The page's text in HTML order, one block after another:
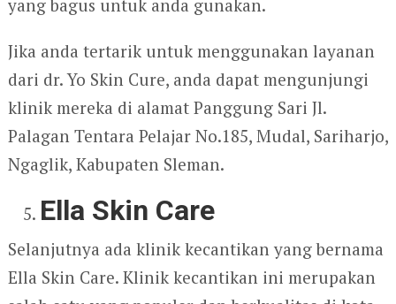
yang bagus untuk anda gunakan.
Jika anda tertarik untuk menggunakan layanan
dari dr. Yo Skin Cure, anda dapat mengunjungi
klinik mereka di alamat Panggung Sari Jl.
Palagan Tentara Pelajar No.185, Mudal, Sariharjo,
Ngaglik, Kabupaten Sleman.
Ella Skin Care
Selanjutnya ada klinik kecantikan yang bernama
Ella Skin Care. Klinik kecantikan ini merupakan